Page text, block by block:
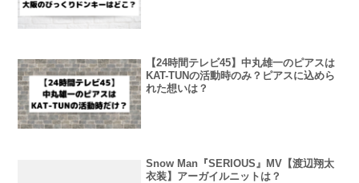
【24時間テレビ45】中丸雄一のピアスは
KAT-TUNの活動時のみ？ピアスに込めら
れた想いは？
Snow Man『SERIOUS』MV【渡辺翔太
衣装】アーガイルニットは？